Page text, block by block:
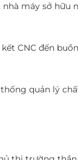
máy sở hữu
CNC đến
quản lý chất